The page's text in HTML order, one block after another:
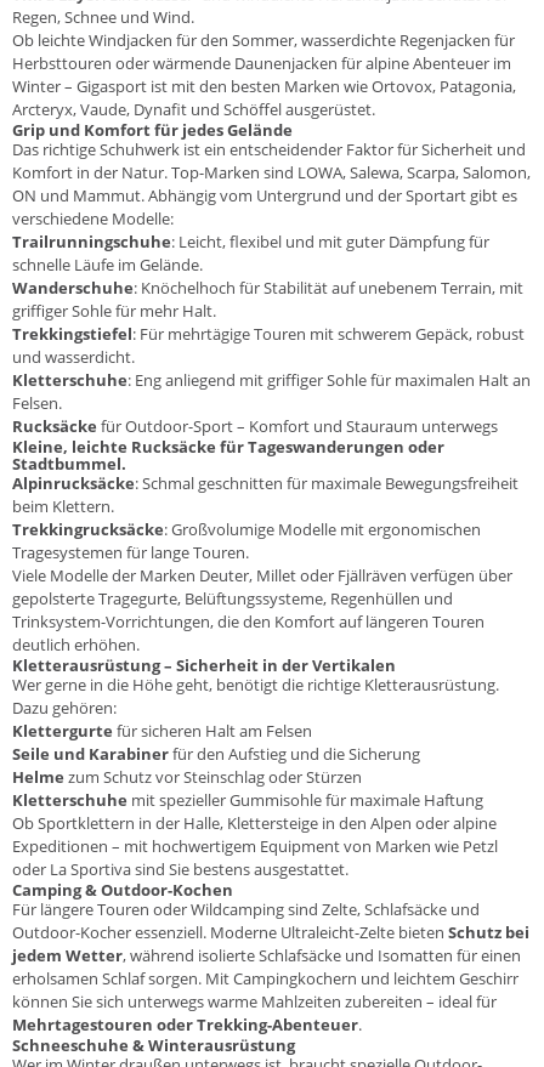
Regen, Schnee und Wind.
Ob leichteWindjacken für den Sommer, wasserdichte Regenjacken für
Herbsttouren oder wärmende Daunenjacken für alpine Abenteuer im
Winter – Gigasport ist mit den besten Marken wieOrtovox, Patagonia,
Arcteryx,Vaude, Dynafit und Schöffelausgerüstet.
Grip und Komfort für jedes Gelände
Das richtige Schuhwerk ist ein entscheidender Faktor für Sicherheit und
Komfort in der Natur. Top-Marken sind LOWA,Salewa,Scarpa,Salomon,
ON und Mammut. Abhängig vom Untergrund und der Sportart gibt es
verschiedene Modelle:
Trailrunningschuhe: Leicht, flexibel und mit guter Dämpfung für
schnelle Läufe im Gelände.
Wanderschuhe: Knöchelhoch für Stabilität auf unebenem Terrain, mit
griffiger Sohle für mehr Halt.
Trekkingstiefel: Für mehrtägige Touren mit schwerem Gepäck, robust
und wasserdicht.
Kletterschuhe: Eng anliegend mit griffiger Sohle für maximalen Halt an
Felsen.
Rucksäcke für Outdoor-Sport – Komfort und Stauraum unterwegs
Kleine, leichte Rucksäcke für Tageswanderungen oder
Stadtbummel.
Alpinrucksäcke: Schmal geschnitten für maximale Bewegungsfreiheit
beim Klettern.
Trekkingrucksäcke: Großvolumige Modelle mit ergonomischen
Tragesystemen für lange Touren.
Viele Modelle der Marken Deuter, Milletoder Fjällräven verfügen über
gepolsterte Tragegurte, Belüftungssysteme, Regenhüllen und
Trinksystem-Vorrichtungen, die den Komfort auf längeren Touren
deutlich erhöhen.
Kletterausrüstung – Sicherheit in der Vertikalen
Wer gerne in die Höhe geht, benötigt die richtige Kletterausrüstung.
Dazu gehören:
Klettergurte für sicheren Halt am Felsen
Seile und Karabinerfür den Aufstieg und die Sicherung
Helme zum Schutz vor Steinschlag oder Stürzen
Kletterschuhe mit spezieller Gummisohle für maximale Haftung
Ob Sportklettern in der Halle, Klettersteige in den Alpen oder alpine
Expeditionen – mit hochwertigem Equipment von Marken wie Petzl
oder La Sportivasind Sie bestens ausgestattet.
Camping & Outdoor-Kochen
Für längere Touren oder Wildcamping sind Zelte,Schlafsäcke und
Outdoor-Kocheressenziell. Moderne Ultraleicht-Zelte bieten Schutz bei
jedem Wetter, während isolierte Schlafsäcke und Isomatten für einen
erholsamen Schlaf sorgen. Mit Campingkochern und leichtem Geschirr
können Sie sich unterwegs warme Mahlzeiten zubereiten – ideal für
Mehrtagestouren oder Trekking-Abenteuer.
Schneeschuhe & Winterausrüstung